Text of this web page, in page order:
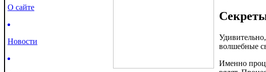
О сайте
Новости
волшебные
Именно